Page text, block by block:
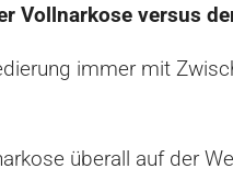
Vollnarkose versus
immer mit
überall auf der